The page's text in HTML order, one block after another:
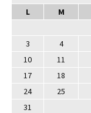
L
M
3
4
10
11
17
18
24
25
31